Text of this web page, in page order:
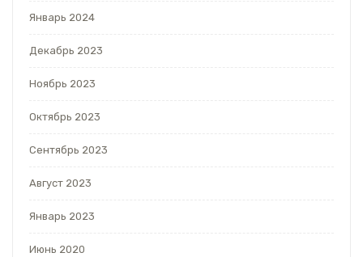
Январь 2024
Декабрь 2023
Ноябрь 2023
Октябрь 2023
Сентябрь 2023
Август 2023
Январь 2023
Июнь 2020